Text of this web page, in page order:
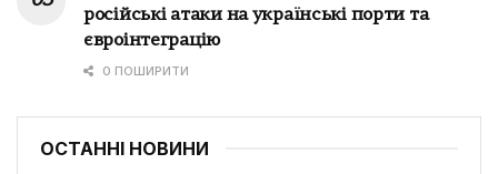
російські атаки на українські порти та
євроінтеграцію
0 ПОШИРИТИ
ОСТАННІ НОВИНИ